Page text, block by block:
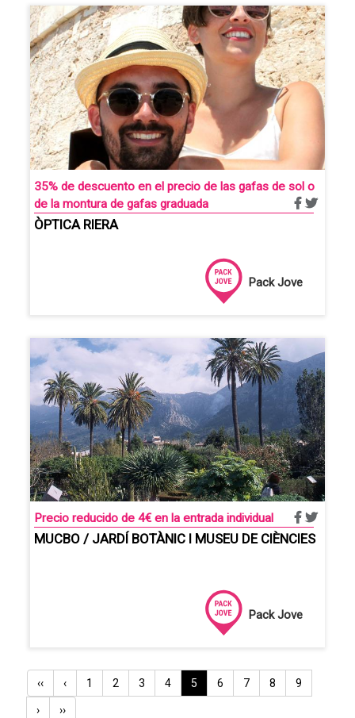
Pack Jove
35% de descuento en el precio de las gafas de sol o
de la montura de gafas graduada
ÒPTICA RIERA
Pack Jove
Precio reducido de 4€ en la entrada individual
MUCBO / JARDÍ BOTÀNIC I MUSEU DE CIÈNCIES
PaginaciónPrimera
página
‹‹
Página
anterior
‹ Pàgina
1 Pàgina
2 Pàgina
3 Pàgina
4
Página
actual
5 Pàgina
6 Pàgina
7 Pàgina
8 Pàgina
9
Siguiente
›
Última
››